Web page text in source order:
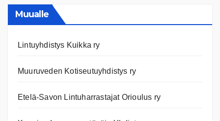
Muualle
Lintuyhdistys Kuikka ry
Muuruveden Kotiseutuyhdistys ry
Etelä-Savon Lintuharrastajat Orioulus ry